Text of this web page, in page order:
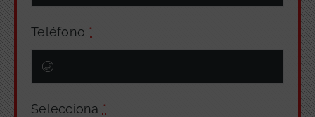
Teléfono *
Selecciona *